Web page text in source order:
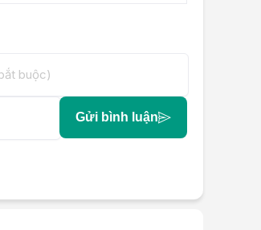
Gửi bình luận